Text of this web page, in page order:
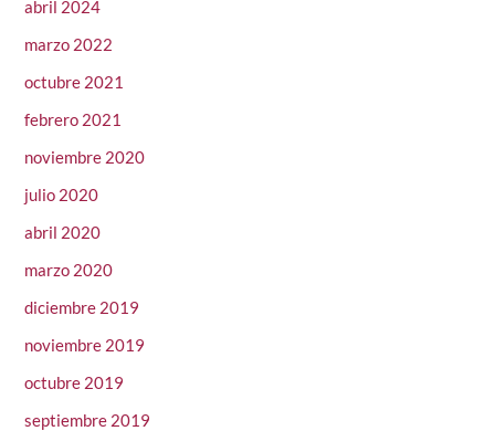
abril 2024
marzo 2022
octubre 2021
febrero 2021
noviembre 2020
julio 2020
abril 2020
marzo 2020
diciembre 2019
noviembre 2019
octubre 2019
septiembre 2019